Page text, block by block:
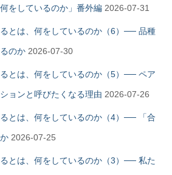
をしているのか」番外編 2026-07-31
とは、何をしているのか（6）── 品種
のか 2026-07-30
とは、何をしているのか（5）── ペア
ョンと呼びたくなる理由 2026-07-26
とは、何をしているのか（4）── 「合
2026-07-25
とは、何をしているのか（3）── 私た